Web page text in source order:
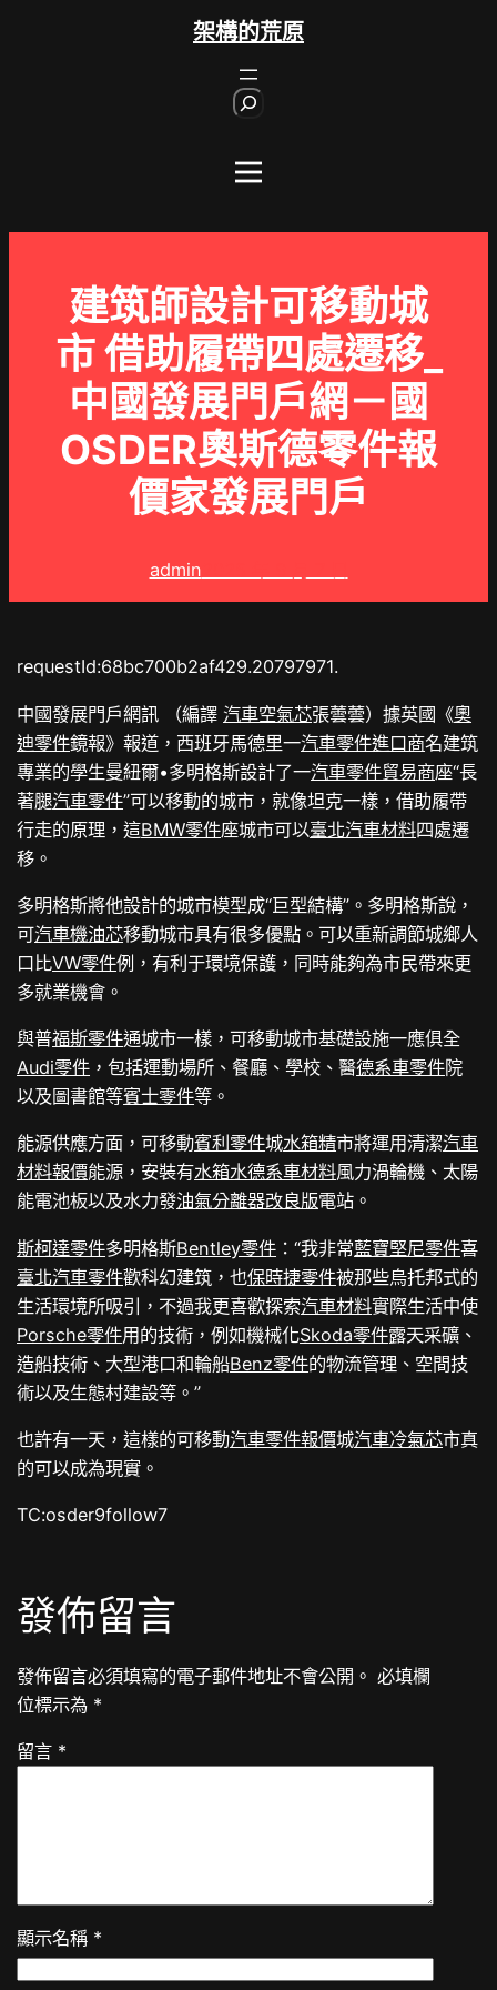
架構的荒原
建筑師設計可移動城
市 借助履帶四處遷移_
中國發展門戶網－國
OSDER奧斯德零件報
價家發展門戶
admin
requestId:68bc700b2af429.20797971.
中國發展門戶網訊 （編譯汽車空氣芯張蕓蕓）據英國《奧
迪零件鏡報》報道，西班牙馬德里一汽車零件進口商名建筑
專業的學生曼紐爾•多明格斯設計了一汽車零件貿易商座“長
著腿汽車零件”可以移動的城市，就像坦克一樣，借助履帶
行走的原理，這BMW零件座城市可以臺北汽車材料四處遷
移。
多明格斯將他設計的城市模型成“巨型結構”。多明格斯說，
可汽車機油芯移動城市具有很多優點。可以重新調節城鄉人
口比VW零件例，有利于環境保護，同時能夠為市民帶來更
多就業機會。
與普福斯零件通城市一樣，可移動城市基礎設施一應俱全
Audi零件 ，包括運動場所、餐廳、學校、醫德系車零件院
以及圖書館等賓士零件等。
能源供應方面，可移動賓利零件城水箱精市將運用清潔汽車
材料報價能源，安裝有水箱水德系車材料風力渦輪機、太陽
能電池板以及水力發油氣分離器改良版電站。
斯柯達零件多明格斯Bentley零件 ：“我非常藍寶堅尼零件喜
臺北汽車零件歡科幻建筑，也保時捷零件被那些烏托邦式的
生活環境所吸引，不過我更喜歡探索汽車材料實際生活中使
Porsche零件用的技術，例如機械化Skoda零件露天采礦、
造船技術、大型港口和輪船Benz零件的物流管理、空間技
術以及生態村建設等。”
也許有一天，這樣的可移動汽車零件報價城汽車冷氣芯市真
的可以成為現實。
TC:osder9follow7
發佈留言
發佈留言必須填寫的電子郵件地址不會公開。 必填欄
位標示為 *
留言 *
顯示名稱 *